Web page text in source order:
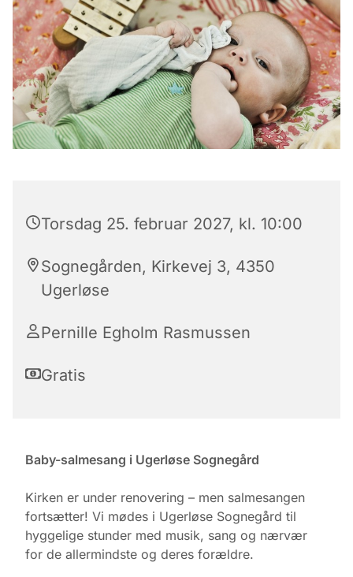
Torsdag 25. februar 2027, kl. 10:00
Sognegården, Kirkevej 3, 4350
Ugerløse
Pernille Egholm Rasmussen
Gratis
Baby-salmesang i Ugerløse Sognegård
Kirken er under renovering – men salmesangen
fortsætter! Vi mødes i Ugerløse Sognegård til
hyggelige stunder med musik, sang og nærvær
for de allermindste og deres forældre.